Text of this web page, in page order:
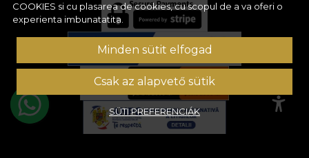
COOKIES si cu plasarea de cookies, cu scopul de a va oferi o
experienta imbunatatita.
Minden sütit elfogad
Csak az alapvető sütik
SÜTI PREFERENCIÁK